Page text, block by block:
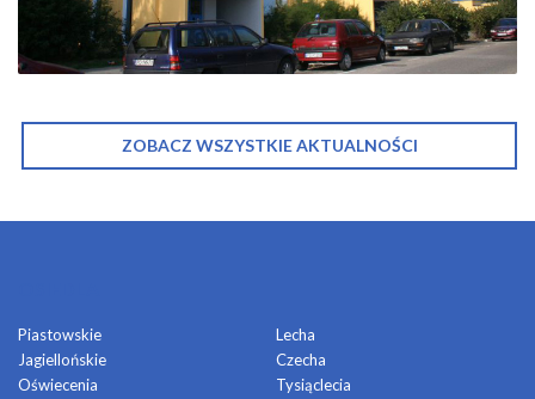
ZOBACZ WSZYSTKIE AKTUALNOŚCI
Piastowskie
Jagiellońskie
Oświecenia
Lecha
Czecha
Tysiąclecia